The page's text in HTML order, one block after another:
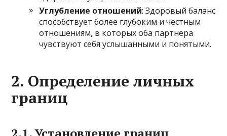
Углубление отношений: Здоровый баланс
способствует более глубоким и честным
отношениям, в которых оба партнера
чувствуют себя услышанными и понятыми.
2. Определение личных
границ